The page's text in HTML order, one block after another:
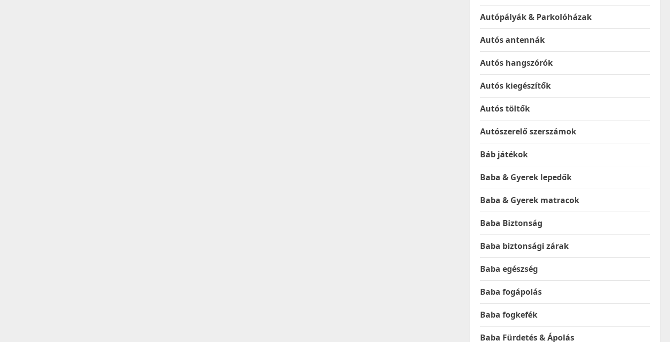
Autópályák & Parkolóházak
Autós antennák
Autós hangszórók
Autós kiegészítők
Autós töltők
Autószerelő szerszámok
Báb játékok
Baba & Gyerek lepedők
Baba & Gyerek matracok
Baba Biztonság
Baba biztonsági zárak
Baba egészség
Baba fogápolás
Baba fogkefék
Baba Fürdetés & Ápolás